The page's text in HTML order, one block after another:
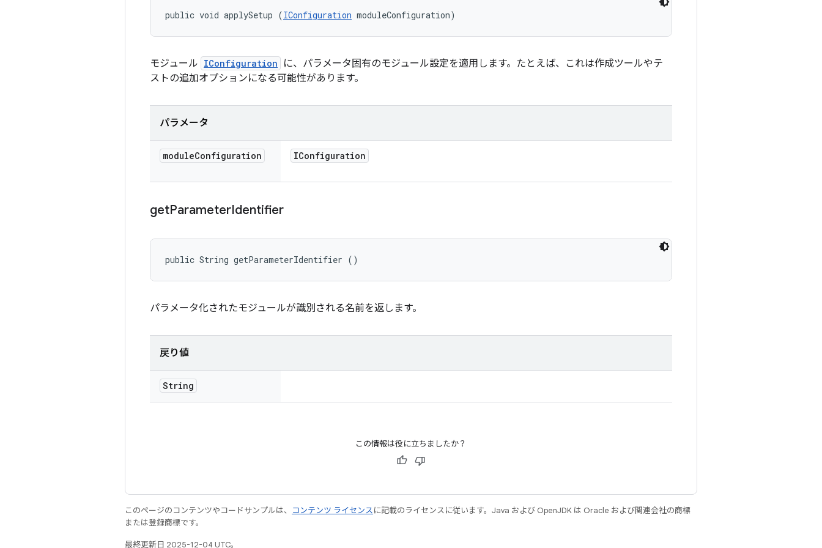
public void applySetup (IConfiguration moduleConfiguration)
モジュール IConfiguration
に、パラメータ固有のモジュール設定を適用します。たとえば、これは作成ツールやテ
ストの追加オプションになる可能性があります。
パラメータ
moduleConfiguration IConfiguration
getParameterIdentifier
public String getParameterIdentifier ()
パラメータ化されたモジュールが識別される名前を返します。
戻り値
String
この情報は役に立ちましたか？
このページのコンテンツやコードサンプルは、 コンテンツ ライセンスに記載のライセンスに従います。Java および OpenJDK は Oracle および関連会社の商標
または登録商標です。
最終更新日 2025-12-04 UTC。